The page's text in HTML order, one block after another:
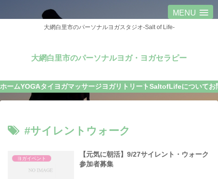
MENU
大網白里市のパーソナルヨガスタジオ-Salt of Life-
大網白里市のパーソナルヨガ・ヨガセラピー
ホームYOGAタイヨガマッサージヨガリトリートSaltofLifeについてお
#サイレントウォーク
ヨガイベント
【元気に朝活】9/27サイレント・ウォーク
参加者募集